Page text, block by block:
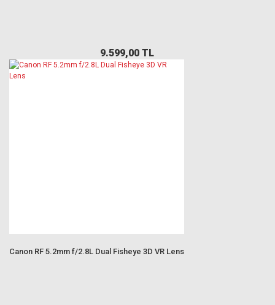
9.599,00 TL
Canon RF 5.2mm f/2.8L Dual Fisheye 3D VR Lens